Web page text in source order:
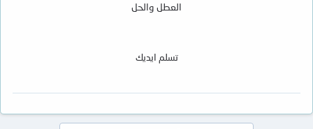
العطل والحل
تسلم ايديك